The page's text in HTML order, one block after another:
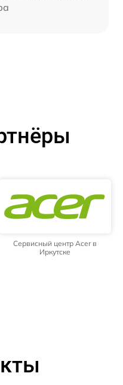
Сервисный центр Acer в
Иркутске